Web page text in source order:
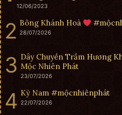
12/06/2023
Bông Khánh Hoà
28/07/2026
Dây Chuyền Trầm Hương
Mộc Nhiên Phát
23/07/2026
Kỳ Nam #mộcnhiênphát
22/07/2026